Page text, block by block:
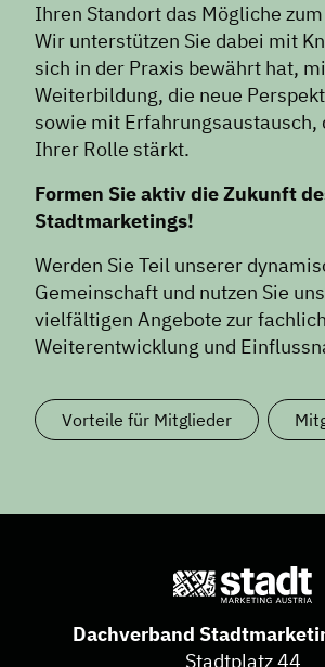
Ihren Standort das Mögliche
Wir unterstützen Sie dabei mit
sich in der Praxis bewährt hat,
Weiterbildung, die neue
sowie mit Erfahrungsaustausch,
Ihrer Rolle stärkt.
Formen Sie aktiv die Zukunft
Stadtmarketings!
Werden Sie Teil unserer
Gemeinschaft und nutzen Sie
vielfältigen Angebote zur
Weiterentwicklung und
Vorteile für Mitglieder
Dachverband
Stadtplatz 44